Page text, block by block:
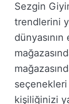
Sezgin
trendlerini
seçenekleri
kişiliğinizi